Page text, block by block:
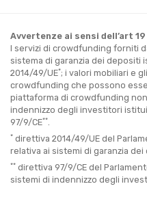
Avvertenze ai sensi dell’art 19
I servizi di crowdfunding forniti
sistema di garanzia dei
2014/49/UE*; i valori mobiliari e
crowdfunding che possono
piattaforma di crowdfunding
indennizzo degli investitori
97/9/CE**.
* direttiva 2014/49/UE del
relativa ai sistemi di garanzia dei
** direttiva 97/9/CE del
sistemi di indennizzo degli